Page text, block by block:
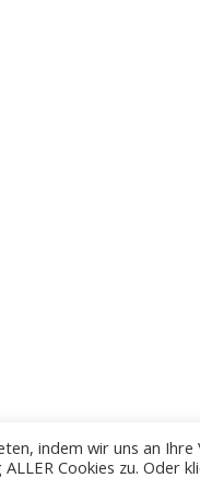
indem wir uns an Ihre
Cookies zu. Oder